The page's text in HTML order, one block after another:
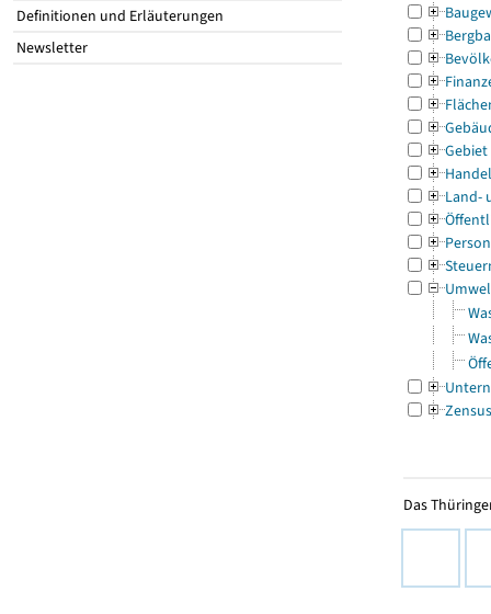
Definitionen und Erläuterungen
Newsletter
Gebiet
Land-
Zensus
Das